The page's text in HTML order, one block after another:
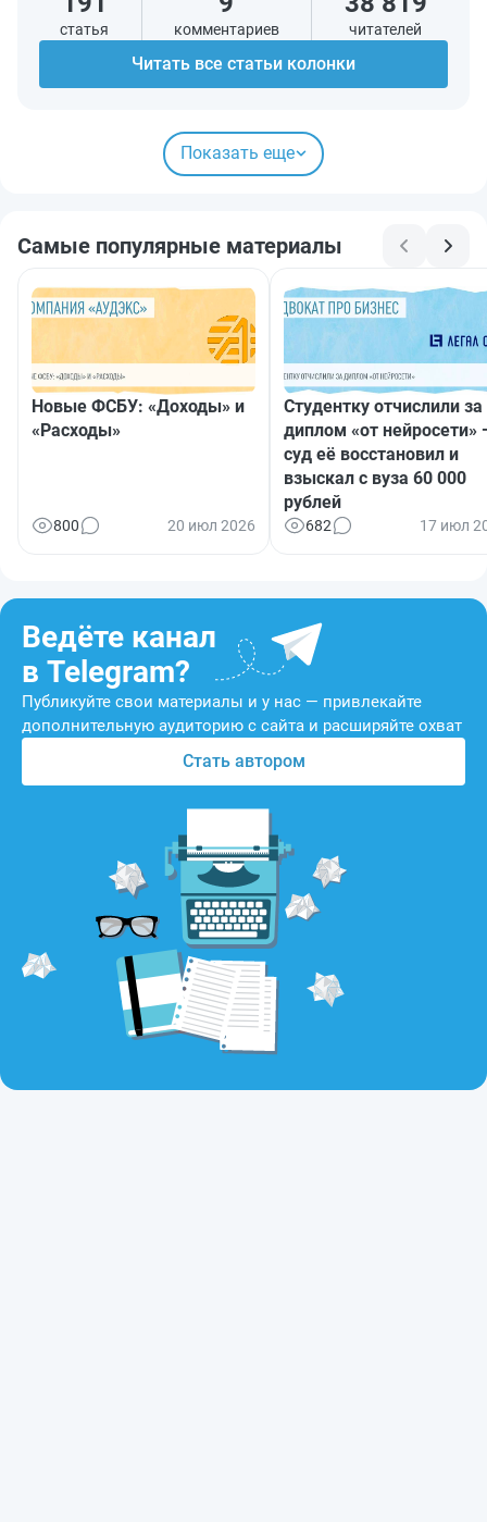
статья комментариев читателей
Читать все статьи колонки
Показать еще
Самые популярные материалы
Новые ФСБУ: «Доходы» и
«Расходы»
800 20 июл 2026
Студентку отчислили за
диплом «от нейросети»
суд её восстановил и
взыскал с вуза 60 000
рублей
682 17 июл
Ведёте канал
в Telegram?
Публикуйте свои материалы и у нас — привлекайте
дополнительную аудиторию с сайта и расширяйте охват
Стать автором